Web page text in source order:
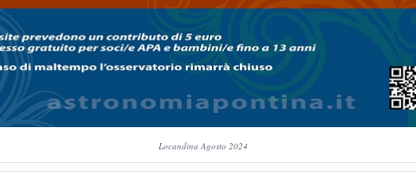
Locandina Agosto 2024